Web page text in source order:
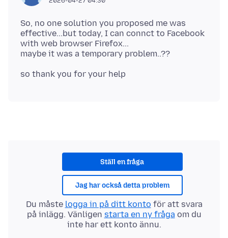
So, no one solution you proposed me was
effective...but today, I can connct to Facebook
with web browser Firefox...
Ställ en fråga
Jag har också detta problem
Du måste logga in på ditt konto för att svara
på inlägg. Vänligen starta en ny fråga om du
inte har ett konto ännu.